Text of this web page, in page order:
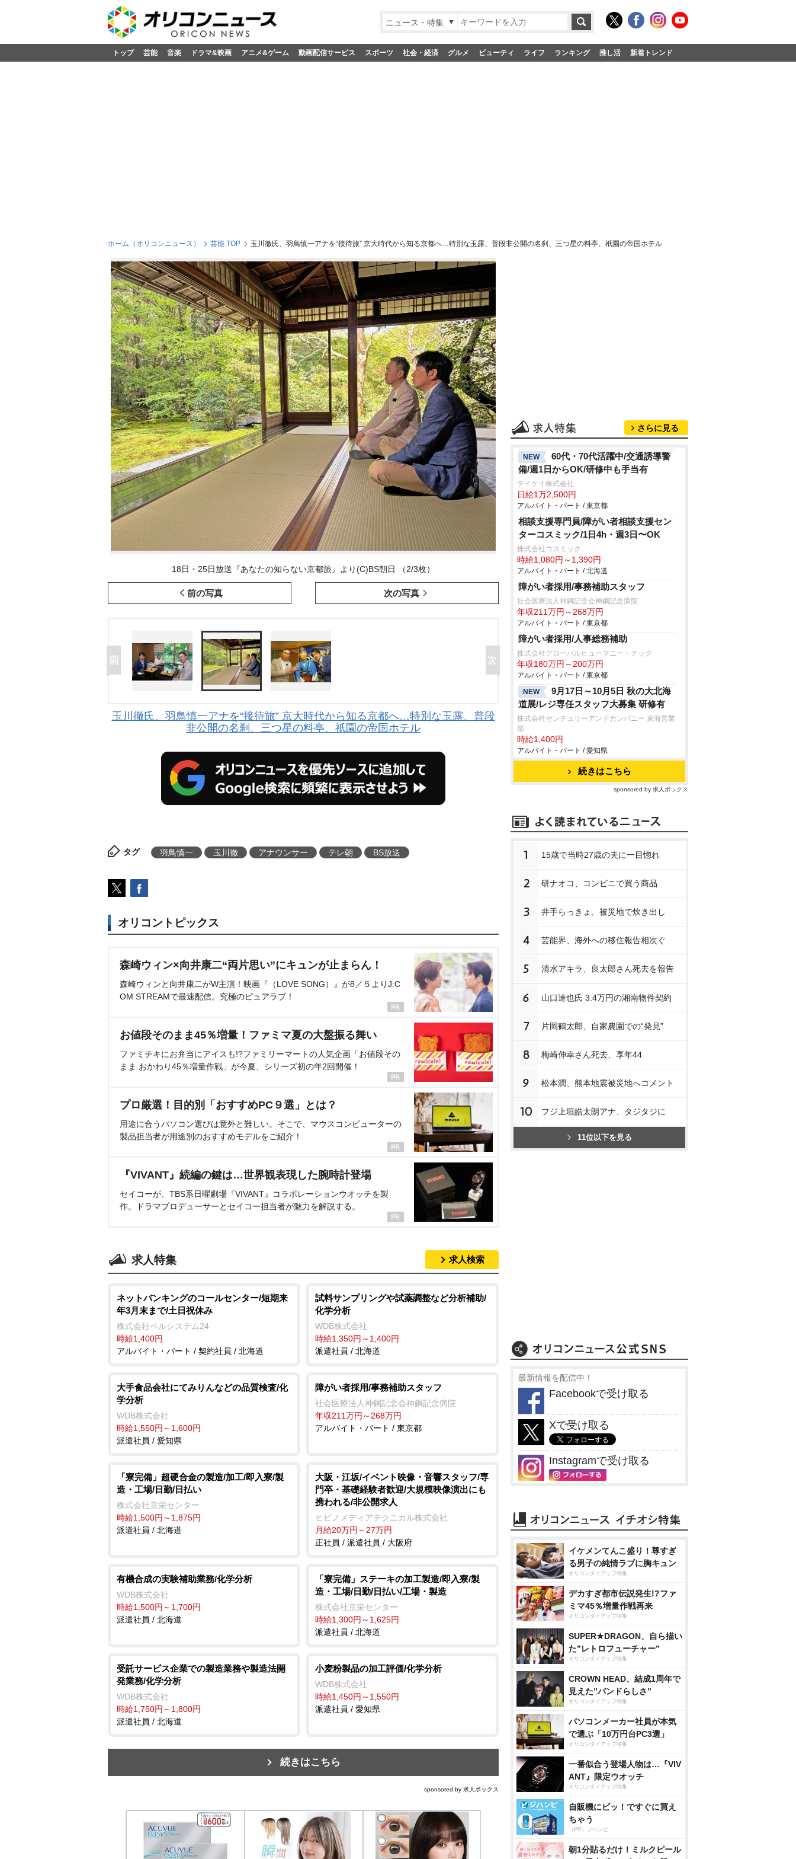
ニュース・特集
トップ 芸能 音楽 ドラマ&映画 アニメ&ゲーム 動画配信サービス スポーツ 社会・経済 グルメ ビューティ ライフ ランキング 推し活 新着トレンド
ホーム（オリコンニュース） 芸能 TOP 玉川徹氏、羽鳥慎一アナを“接待旅” 京大時代から知る京都へ…特別な玉露、普段非公開の名刹、三つ星の料亭、祇園の帝国ホテル
18日・25日放送『あなたの知らない京都旅』より(C)BS朝日 （2/3枚）
前の写真 次の写真
玉川徹氏、羽鳥慎一アナを“接待旅” 京大時代から知る京都へ…特別な玉露、普段
非公開の名刹、三つ星の料亭、祇園の帝国ホテル
タグ 羽鳥慎一 玉川徹 アナウンサー テレ朝 BS放送
オリコントピックス
森崎ウィン×向井康二“両片思い”にキュンが止まらん！
森崎ウィンと向井康二がW主演！映画『（LOVE SONG）』が8／５よりJ:C
OM STREAMで最速配信。究極のピュアラブ！
お値段そのまま45％増量！ファミマ夏の大盤振る舞い
ファミチキにお弁当にアイスも!?ファミリーマートの人気企画「お値段その
まま おかわり45％増量作戦」が今夏、シリーズ初の年2回開催！
プロ厳選！目的別「おすすめPC９選」とは？
用途に合うパソコン選びは意外と難しい。そこで、マウスコンピューターの
製品担当者が用途別のおすすめモデルをご紹介！
『VIVANT』続編の鍵は…世界観表現した腕時計登場
セイコーが、TBS系日曜劇場『VIVANT』コラボレーションウオッチを製
作。ドラマプロデューサーとセイコー担当者が魅力を解説する。
求人特集 求人検索
ネットバンキングのコールセンター/短期来
年3月末まで/土日祝休み
株式会社ベルシステム24
時給1,400円
アルバイト・パート / 契約社員 / 北海道
試料サンプリングや試薬調整など分析補助/
化学分析
WDB株式会社
時給1,350円～1,400円
派遣社員 / 北海道
大手食品会社にてみりんなどの品質検査/化
学分析
WDB株式会社
時給1,550円～1,600円
派遣社員 / 愛知県
障がい者採用/事務補助スタッフ
社会医療法人神鋼記念会神鋼記念病院
年収211万円～268万円
アルバイト・パート / 東京都
「寮完備」超硬合金の製造/加工/即入寮/製
造・工場/日勤/日払い
株式会社京栄センター
時給1,500円～1,875円
派遣社員 / 北海道
大阪・江坂/イベント映像・音響スタッフ/専
門卒・基礎経験者歓迎/大規模映像演出にも
携われる/非公開求人
ヒビノメディアテクニカル株式会社
月給20万円～27万円
正社員 / 派遣社員 / 大阪府
有機合成の実験補助業務/化学分析
WDB株式会社
時給1,500円～1,700円
派遣社員 / 北海道
「寮完備」ステーキの加工製造/即入寮/製
造・工場/日勤/日払い/工場・製造
株式会社京栄センター
時給1,300円～1,625円
派遣社員 / 北海道
受託サービス企業での製造業務や製造法開
発業務/化学分析
WDB株式会社
時給1,750円～1,800円
派遣社員 / 北海道
小麦粉製品の加工評価/化学分析
WDB株式会社
時給1,450円～1,550円
派遣社員 / 愛知県
続きはこちら
sponsored by 求人ボックス
さらに見る
NEW
60代・70代活躍中/交通誘導警
備/週1日からOK/研修中も手当有
テイケイ株式会社
日給1万2,500円
アルバイト・パート / 東京都
相談支援専門員/障がい者相談支援セン
ターコスミック/1日4h・週3日〜OK
株式会社コスミック
時給1,080円～1,390円
アルバイト・パート / 北海道
障がい者採用/事務補助スタッフ
社会医療法人神鋼記念会神鋼記念病院
年収211万円～268万円
アルバイト・パート / 東京都
障がい者採用/人事総務補助
株式会社グローバルヒューマニー・テック
年収180万円～200万円
アルバイト・パート / 東京都
NEW
9月17日～10月5日 秋の大北海
道展/レジ専任スタッフ大募集 研修有
株式会社センチュリーアンドカンパニー 東海営業
部
時給1,400円
アルバイト・パート / 愛知県
続きはこちら
sponsored by 求人ボックス
1 15歳で当時27歳の夫に一目惚れ
2 研ナオコ、コンビニで買う商品
3 井手らっきょ、被災地で炊き出し
4 芸能界、海外への移住報告相次ぐ
5 清水アキラ、良太郎さん死去を報告
6 山口達也氏 3.4万円の湘南物件契約
7 片岡鶴太郎、自家農園での“発見”
8 梅崎伸幸さん死去、享年44
9 松本潤、熊本地震被災地へコメント
10 フジ上垣皓太朗アナ、タジタジに
11位以下を見る
最新情報を配信中！
Facebookで受け取る
Xで受け取る
Instagramで受け取る
イケメンてんこ盛り！尊すぎ
る男子の純情ラブに胸キュン
オリコンタイアップ特集
デカすぎ都市伝説発生!?ファ
ミマ45％増量作戦再来
オリコンタイアップ特集
SUPER★DRAGON、自ら描い
た”レトロフューチャー”
オリコンタイアップ特集
CROWN HEAD、結成1周年で
見えた”バンドらしさ”
オリコンタイアップ特集
パソコンメーカー社員が本気
で選ぶ「10万円台PC3選」
オリコンタイアップ特集
一番似合う登場人物は…『VIV
ANT』限定ウオッチ
オリコンタイアップ特集
自販機にピッ！ですぐに買え
ちゃう
（PR）ジハンピ
朝1分貼るだけ！ミルクピール